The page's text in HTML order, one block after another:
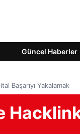
Güncel Haberler
Başarıyı Yakalamak